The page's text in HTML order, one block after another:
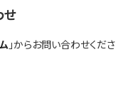
せ
」からお問い合わせくださ